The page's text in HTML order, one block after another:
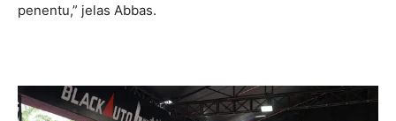
penentu,” jelas Abbas.